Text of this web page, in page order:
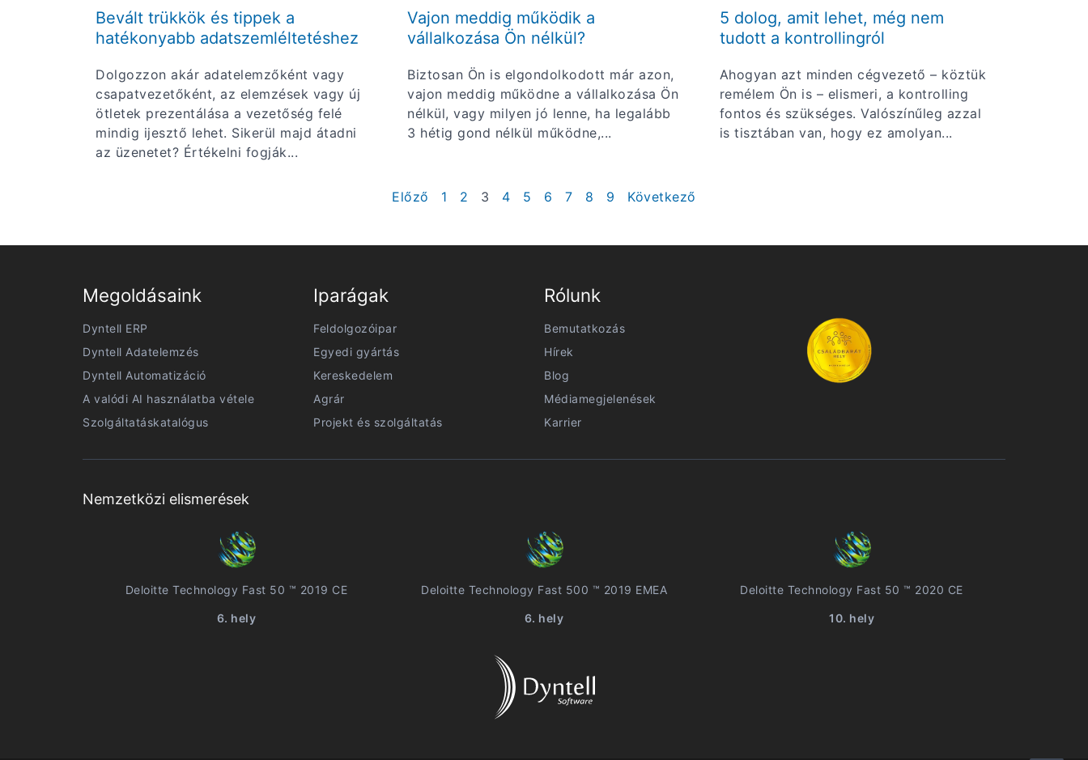
Bevált trükkök és tippek a
hatékonyabb adatszemléltetéshez
Dolgozzon akár adatelemzőként vagy
csapatvezetőként, az elemzések vagy új
ötletek prezentálása a vezetőség felé
mindig ijesztő lehet. Sikerül majd átadni
az üzenetet? Értékelni fogják...
Vajon meddig működik a
vállalkozása Ön nélkül?
Biztosan Ön is elgondolkodott már azon,
vajon meddig működne a vállalkozása Ön
nélkül, vagy milyen jó lenne, ha legalább
3 hétig gond nélkül működne,...
5 dolog, amit lehet, még nem
tudott a kontrollingról
Ahogyan azt minden cégvezető – köztük
remélem Ön is – elismeri, a kontrolling
fontos és szükséges. Valószínűleg azzal
is tisztában van, hogy ez amolyan...
Előző 1 2 3 4 5 6 7 8 9 Következő
Megoldásaink
Dyntell ERP
Dyntell Adatelemzés
Dyntell Automatizáció
A valódi AI használatba vétele
Szolgáltatáskatalógus
Iparágak
Feldolgozóipar
Egyedi gyártás
Kereskedelem
Agrár
Projekt és szolgáltatás
Rólunk
Bemutatkozás
Hírek
Blog
Médiamegjelenések
Karrier
Nemzetközi elismerések
Deloitte Technology Fast 50 ™ 2019 CE
6. hely
Deloitte Technology Fast 500 ™ 2019 EMEA
6. hely
Deloitte Technology Fast 50 ™ 2020 CE
10. hely